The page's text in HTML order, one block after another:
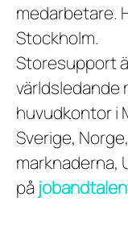
medarbetare.
Stockholm.
Storesupport
världsledande
huvudkontor i
Sverige,
marknaderna,
på